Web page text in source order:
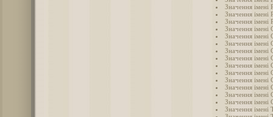
Значення імені
Значення імені
Значення імені
Значення імені
Значення імені
Значення імені
Значення імені
Значення імені
Значення імені
Значення імені
Значення імені
Значення імені
Значення імені
Значення імені
Значення імені